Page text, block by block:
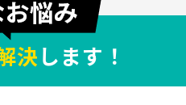
決します！